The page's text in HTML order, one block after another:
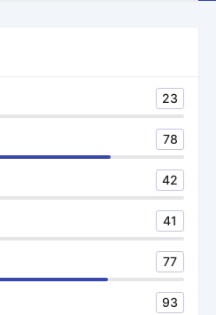
23
78
42
41
77
93